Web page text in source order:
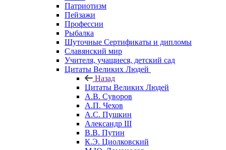
Патриотизм
Пейзажи
Профессии
Рыбалка
Шуточные Сертификаты и дипломы
Славянский мир
Учителя, учащиеся, детский сад
Цитаты Великих Людей
Назад
Цитаты Великих Людей
А.В. Суворов
А.П. Чехов
А.С. Пушкин
Александр III
В.В. Путин
К.Э. Циолковский